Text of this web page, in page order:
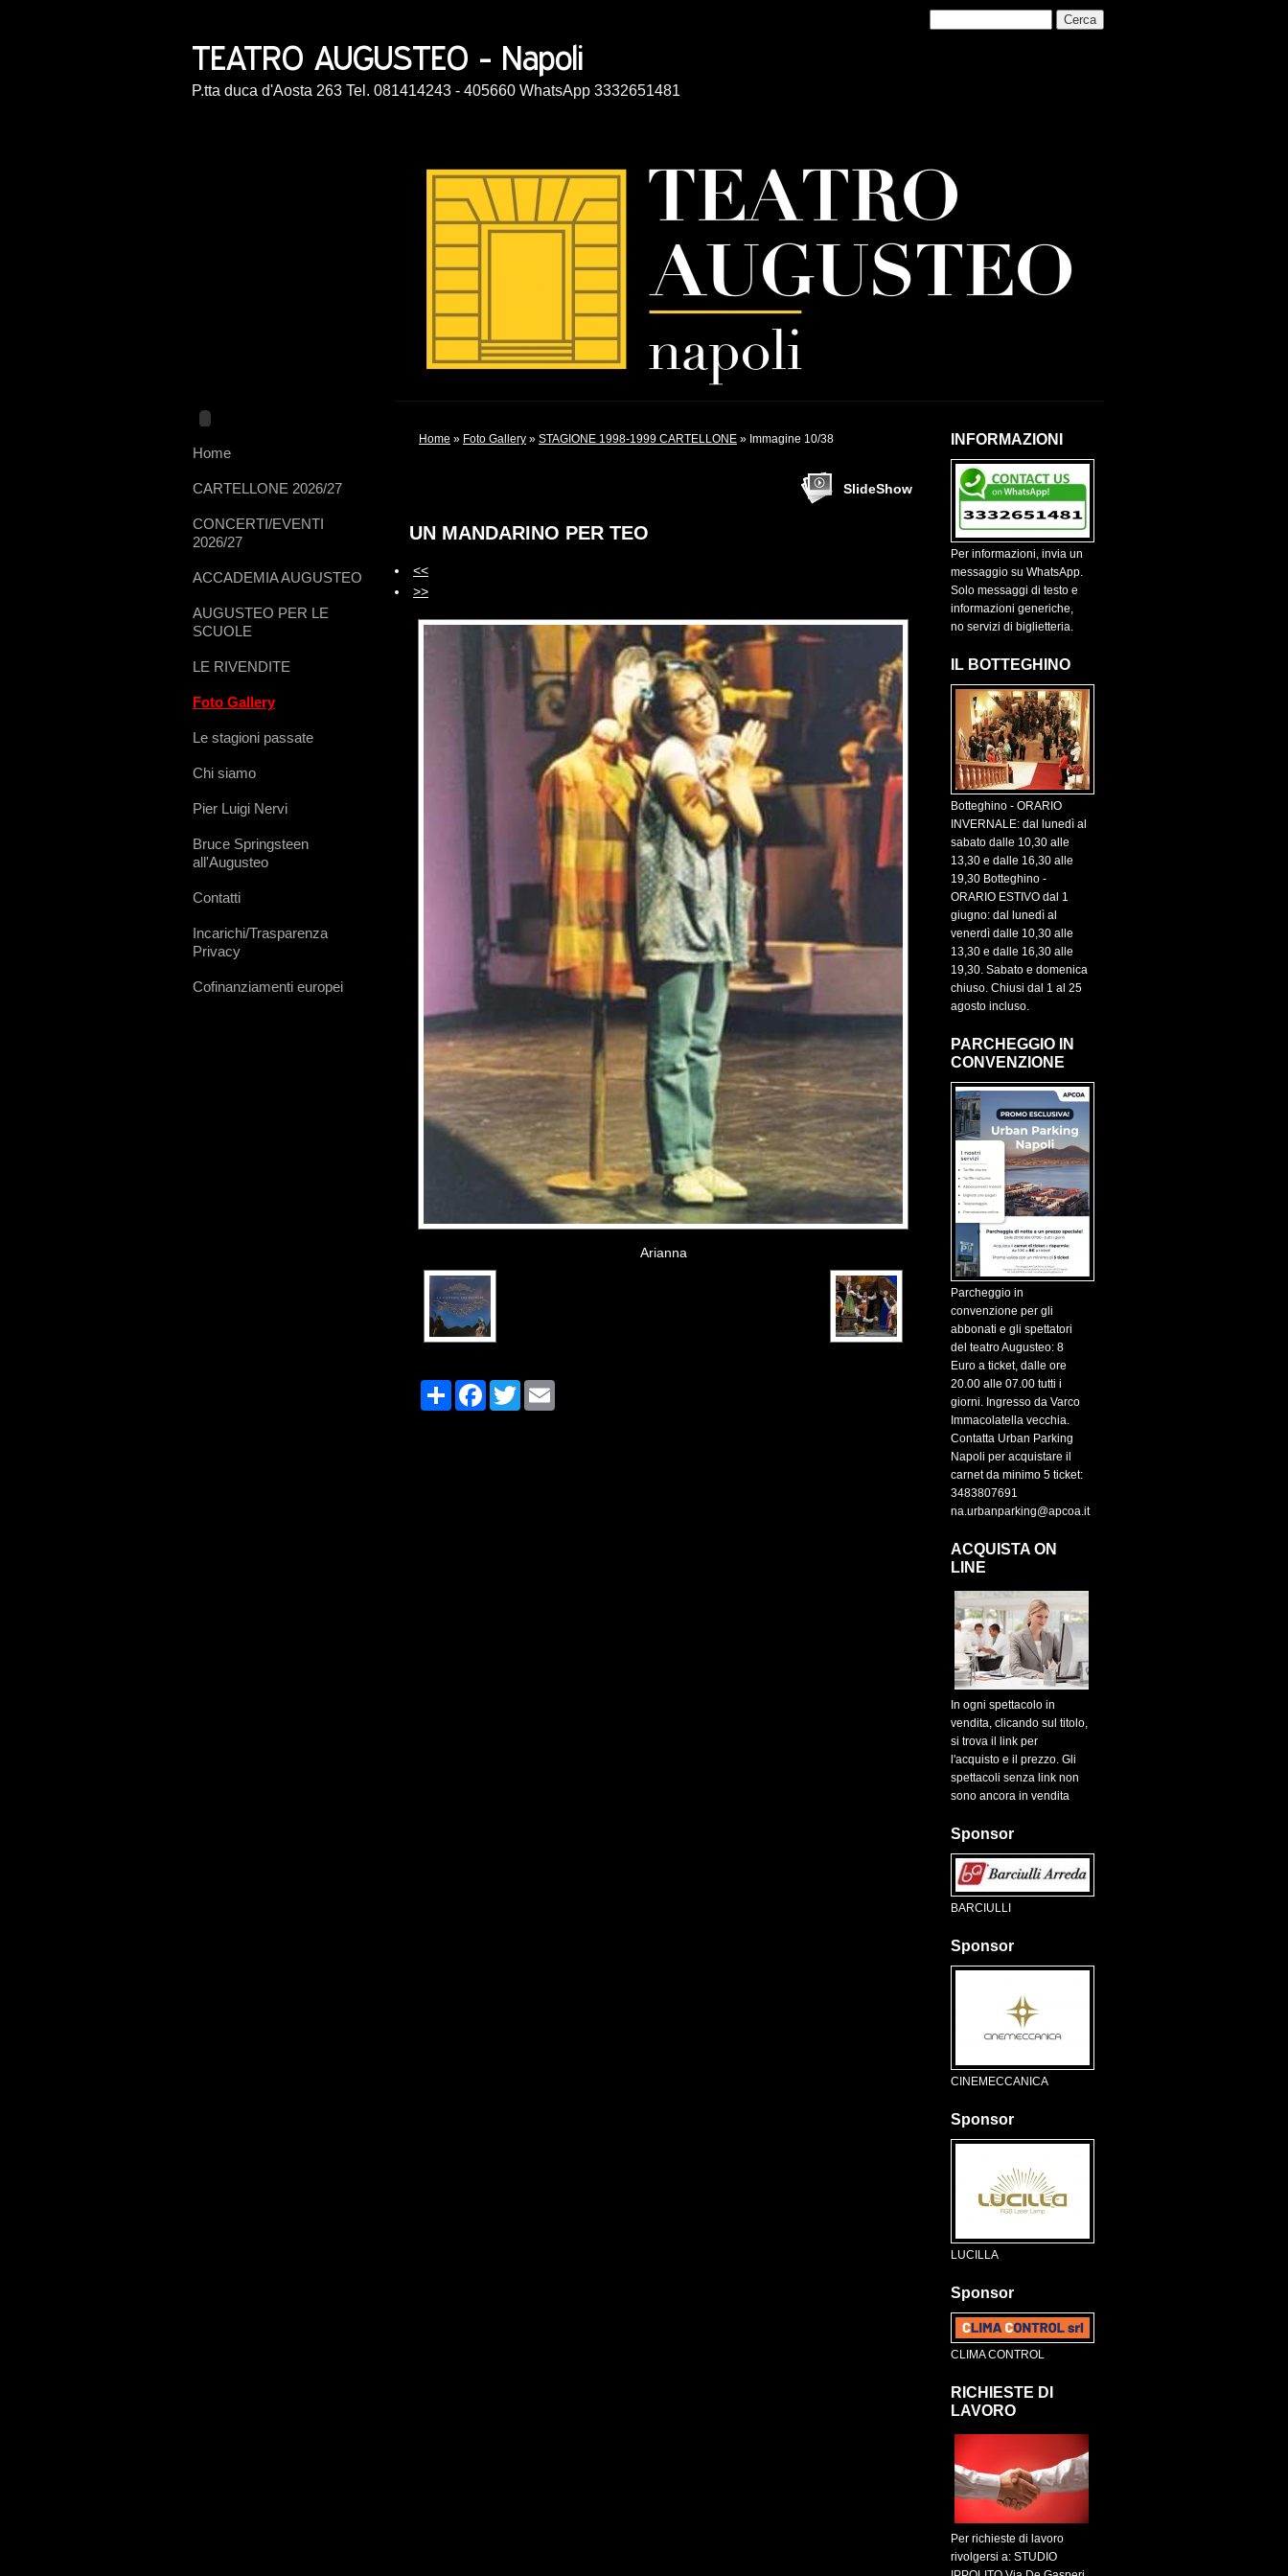
P.tta duca d'Aosta 263 Tel. 081414243 - 405660 WhatsApp 3332651481
Home
CARTELLONE 2026/27
CONCERTI/EVENTI
2026/27
ACCADEMIA AUGUSTEO
AUGUSTEO PER LE
SCUOLE
LE RIVENDITE
Foto Gallery
Le stagioni passate
Chi siamo
Pier Luigi Nervi
Bruce Springsteen
all'Augusteo
Contatti
Incarichi/Trasparenza
Privacy
Cofinanziamenti europei
Home » Foto Gallery » STAGIONE 1998-1999 CARTELLONE » Immagine 10/38
SlideShow
UN MANDARINO PER TEO
<<
>>
Arianna
Share Facebook
Twitter
INFORMAZIONI
Per informazioni, invia un
messaggio su WhatsApp.
Solo messaggi di testo e
informazioni generiche,
no servizi di biglietteria.
IL BOTTEGHINO
Botteghino - ORARIO
INVERNALE: dal lunedì al
sabato dalle 10,30 alle
13,30 e dalle 16,30 alle
19,30 Botteghino -
ORARIO ESTIVO dal 1
giugno: dal lunedì al
venerdì dalle 10,30 alle
13,30 e dalle 16,30 alle
19,30. Sabato e domenica
chiuso. Chiusi dal 1 al 25
agosto incluso.
PARCHEGGIO IN
CONVENZIONE
Parcheggio in
convenzione per gli
abbonati e gli spettatori
del teatro Augusteo: 8
Euro a ticket, dalle ore
20.00 alle 07.00 tutti i
giorni. Ingresso da Varco
Immacolatella vecchia.
Contatta Urban Parking
Napoli per acquistare il
carnet da minimo 5 ticket:
3483807691
na.urbanparking@apcoa.it
ACQUISTA ON
LINE
In ogni spettacolo in
vendita, clicando sul titolo,
si trova il link per
l'acquisto e il prezzo. Gli
spettacoli senza link non
sono ancora in vendita
Sponsor
BARCIULLI
Sponsor
CINEMECCANICA
Sponsor
LUCILLA
Sponsor
CLIMA CONTROL
RICHIESTE DI
LAVORO
Per richieste di lavoro
rivolgersi a: STUDIO